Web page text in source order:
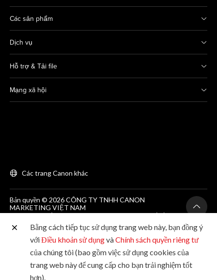
Các sản phẩm
Dịch vụ
Hỗ trợ & Tải file
Mạng xã hội
Các trang Canon khác
Bản quyền © 2026 CÔNG TY TNHH CANON
MARKETING VIỆT NAM
GCNĐKDN số 0311869297, do SKH&DT HCM cấp lần
đầu ngày 25/06/2012
Phòng 203, Tầng 2, Tòa nhà Zen Plaza, 54-56 Nguyễn
Trãi, Quận 1, Thành phố Hồ Chí Minh. Tel: (+84-28)
Bằng cách tiếp tục sử dụng trang web này, bạn đồng ý
vớiĐiều khoản sử dụngvàChính sách quyền riêng tư
của chúng tôi (bao gồm việc sử dụng cookies của
trang web này để cung cấp cho bạn trải nghiệm tốt
hơn).